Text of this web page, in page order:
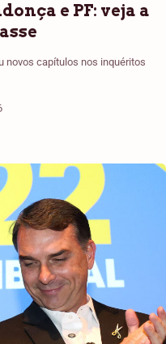
e PF: veja a
novos capítulos nos inquéritos